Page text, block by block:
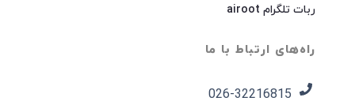
ربات تلگرام airoot
راه‌های ارتباط با ما
026-32216815​